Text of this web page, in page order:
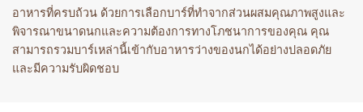
อาหารที่ครบถ้วน ด้วยการเลือกบาร์ที่ทำจากส่วนผสมคุณภาพสูงและ
พิจารณาขนาดนกและความต้องการทางโภชนาการของคุณ คุณ
สามารถรวมบาร์เหล่านี้เข้ากับอาหารว่างของนกได้อย่างปลอดภัย
และมีความรับผิดชอบ